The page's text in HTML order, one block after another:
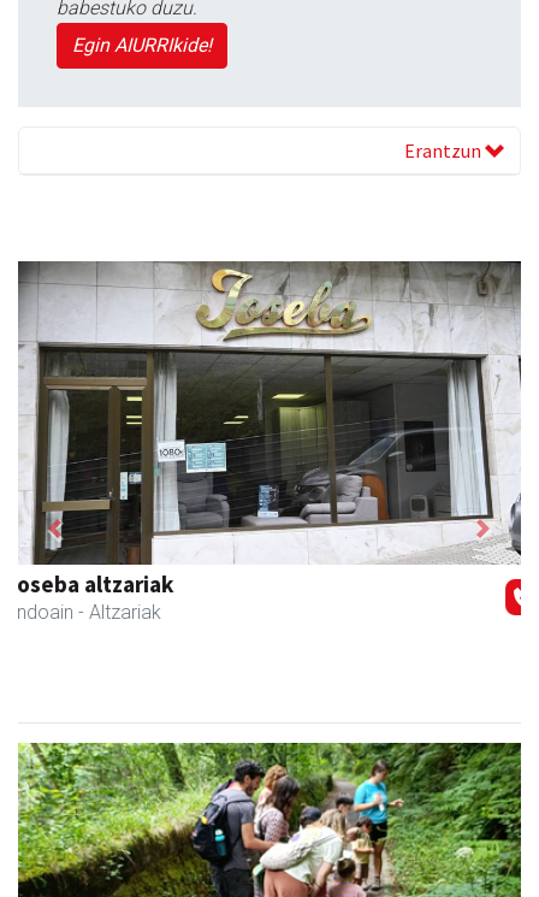
babestuko duzu.
Egin AIURRIkide!
Erantzun
GF akademia
Andoain - Akademiak
Previous Next